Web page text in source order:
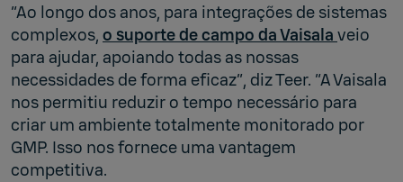
“Ao longo dos anos, para integrações de sistemas
complexos, o suporte de campo da Vaisala veio
para ajudar, apoiando todas as nossas
necessidades de forma eficaz”, diz Teer. “A Vaisala
nos permitiu reduzir o tempo necessário para
criar um ambiente totalmente monitorado por
GMP. Isso nos fornece uma vantagem
competitiva.